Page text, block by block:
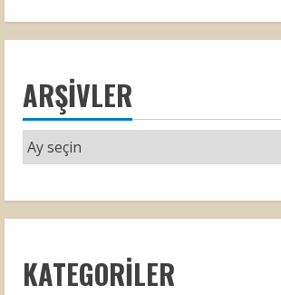
ARŞIVLER
KATEGORILER